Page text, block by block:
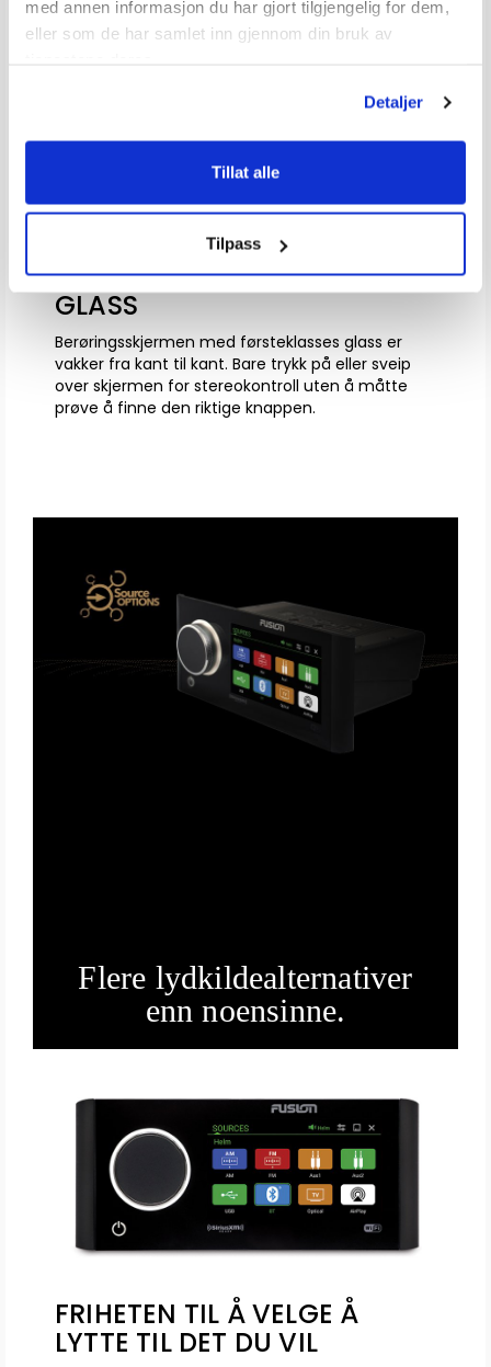
med annen informasjon du har gjort tilgjengelig for dem,
eller som de har samlet inn gjennom din bruk av
Detaljer
Tillat alle
Tilpass
BERØRINGSSKJERM MED ETT
GLASS
Berøringsskjermen med førsteklasses glass er
vakker fra kant til kant. Bare trykk på eller sveip
over skjermen for stereokontroll uten å måtte
prøve å finne den riktige knappen.
Flere lydkildealternativer
enn noensinne.
FRIHETEN TIL Å VELGE Å
LYTTE TIL DET DU VIL